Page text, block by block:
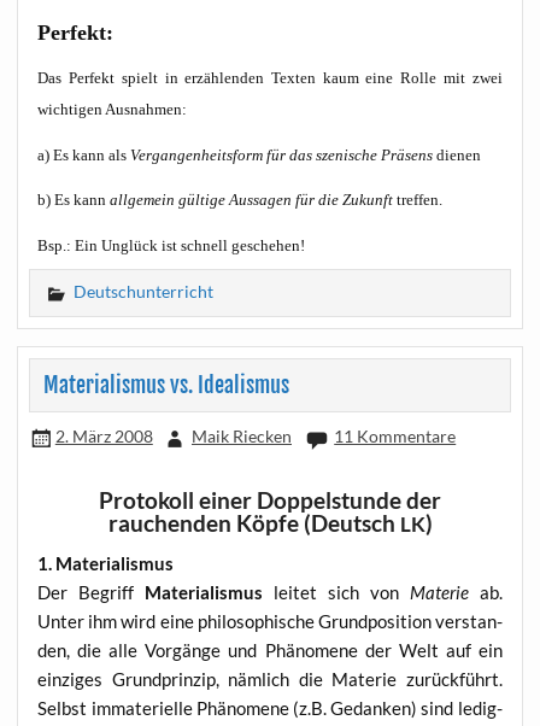
Per­fekt:
Das Per­fekt spielt in erzäh­len­den Tex­ten kaum eine Rol­le mit zwei
wich­ti­gen Ausnahmen:
a) Es kann alsVer­gan­gen­heits­form für das sze­ni­sche Prä­sensdie­nen
b) Es kannall­ge­mein gül­ti­ge Aus­sa­gen für die Zukunft treffen.
Bsp.: Ein Unglück ist schnell geschehen!
Deutschunterricht
Materialismus vs. Idealismus
2. März 2008 Maik Riecken 11 Kommentare
Protokoll einer Doppelstunde der
rauchenden Köpfe (Deutsch LK)
1. Mate­ria­lis­mus
Der Begriff Mate­ria­lis­mus lei­tet sich von Mate­rieab.
Unter ihm wird eine phi­lo­so­phi­sche Grund­po­si­ti­on ver­stan­
den, die alle Vor­gän­ge und Phä­no­me­ne der Welt auf ein
ein­zi­ges Grund­prin­zip, näm­lich die Mate­rie zurück­führt.
Selbst imma­te­ri­el­le Phä­no­me­ne (z.B. Gedan­ken) sind ledig­